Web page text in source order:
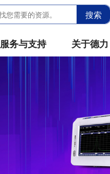
搜索
服务与支持 关于德力